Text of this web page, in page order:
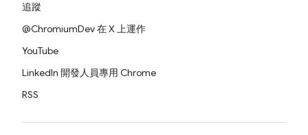
追蹤
@ChromiumDev 在 X 上運作
YouTube
LinkedIn 開發人員專用 Chrome
RSS